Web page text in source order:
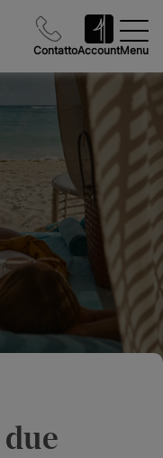
ContattoAccountMenu
due